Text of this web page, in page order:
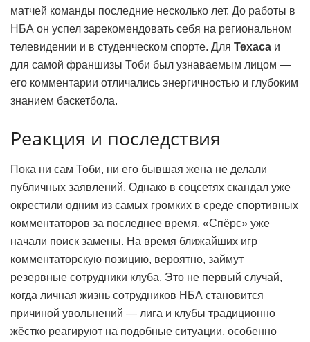
матчей команды последние несколько лет. До работы в
НБА он успел зарекомендовать себя на региональном
телевидении и в студенческом спорте. Для Техаса и
для самой франшизы Тоби был узнаваемым лицом —
его комментарии отличались энергичностью и глубоким
знанием баскетбола.
Реакция и последствия
Пока ни сам Тоби, ни его бывшая жена не делали
публичных заявлений. Однако в соцсетях скандал уже
окрестили одним из самых громких в среде спортивных
комментаторов за последнее время. «Спёрс» уже
начали поиск замены. На время ближайших игр
комментаторскую позицию, вероятно, займут
резервные сотрудники клуба. Это не первый случай,
когда личная жизнь сотрудников НБА становится
причиной увольнений — лига и клубы традиционно
жёстко реагируют на подобные ситуации, особенно